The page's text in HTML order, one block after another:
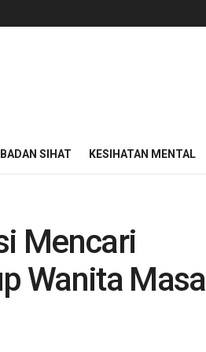
BADAN SIHAT KESIHATAN MENTAL
Mencari
Wanita Masa